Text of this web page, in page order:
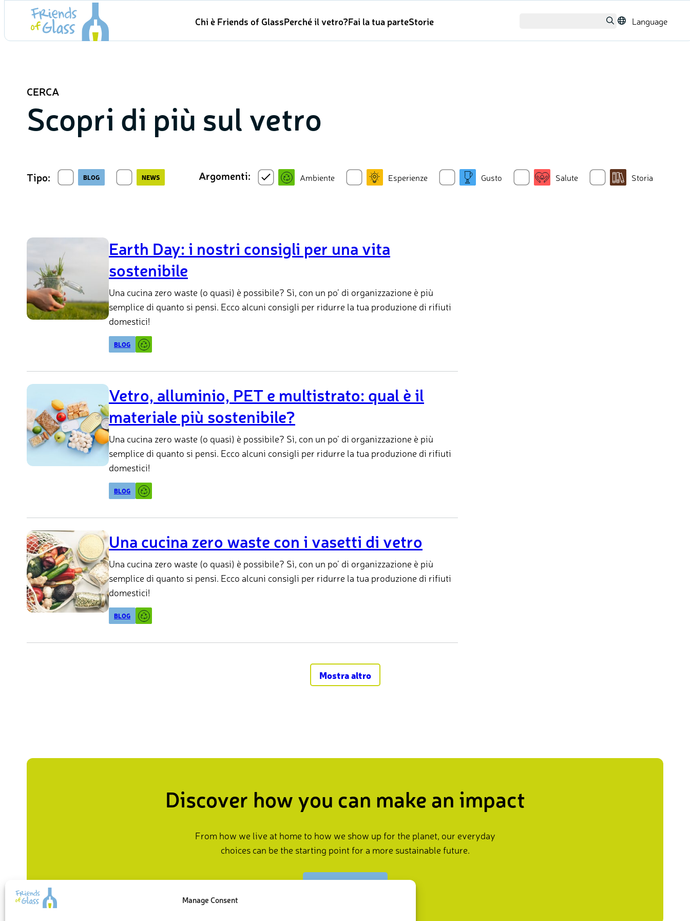
Manage Consent
content
Chi è Friends of GlassPerché il vetro?Fai la tua parteStorie Language
CERCA
Scopri di più sul vetro
Tipo: BLOG NEWS Argomenti: Ambiente Esperienze Gusto Salute Storia
Earth Day: i nostri consigli per una vita
sostenibile
Una cucina zero waste (o quasi) è possibile? Sì, con un po’ di organizzazione è più
semplice di quanto si pensi. Ecco alcuni consigli per ridurre la tua produzione di rifiuti
domestici!
BLOG
Vetro, alluminio, PET e multistrato: qual è il
materiale più sostenibile?
Una cucina zero waste (o quasi) è possibile? Sì, con un po’ di organizzazione è più
semplice di quanto si pensi. Ecco alcuni consigli per ridurre la tua produzione di rifiuti
domestici!
BLOG
Una cucina zero waste con i vasetti di vetro
Una cucina zero waste (o quasi) è possibile? Sì, con un po’ di organizzazione è più
semplice di quanto si pensi. Ecco alcuni consigli per ridurre la tua produzione di rifiuti
domestici!
BLOG
Mostra altro
Discover how you can make an impact
From how we live at home to how we show up for the planet, our everyday
choices can be the starting point for a more sustainable future.